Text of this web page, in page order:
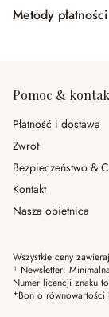
Metody płatności
Pomoc &
Płatność i dostawa
Zwrot
Bezpieczeństwo &
Kontakt
Nasza obietnica
Wszystkie ceny
¹ Newsletter:
Numer licencji znaku
*Bon o równowartości